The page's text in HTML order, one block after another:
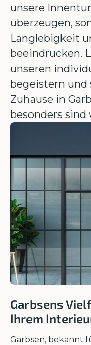
unsere
überzeugen,
Langlebigkeit
beeindrucken.
unseren
begeistern und
Zuhause in
besonders sind
Garbsens
Ihrem
Garbsen, bekannt